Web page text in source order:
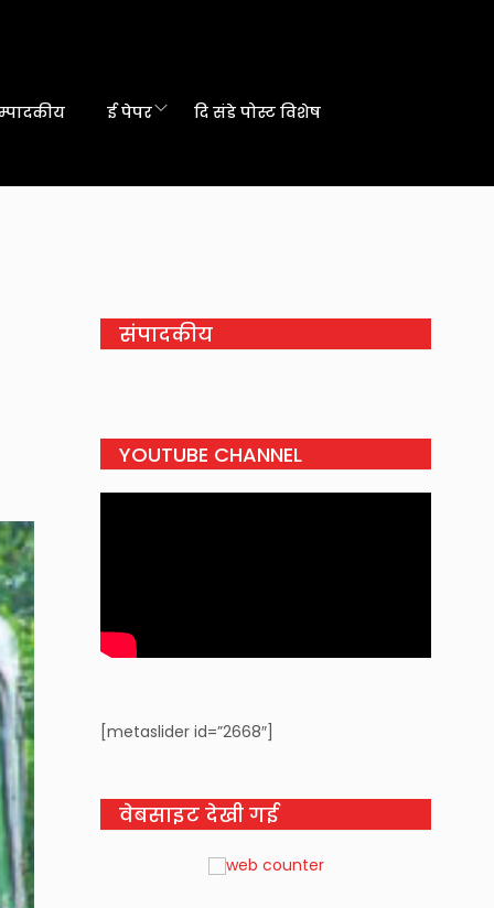
ई पेपर दि संडे पोस्ट विशेष
संपादकीय
YOUTUBE CHANNEL
[metaslider id=”2668″]
वेबसाइट देखी गई